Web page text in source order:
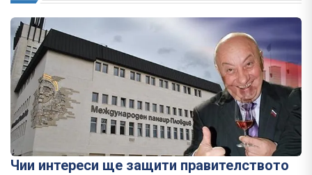
Чии интереси ще защити правителството